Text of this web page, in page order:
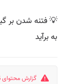
💡 فتنه شدن بر
به برآید
گزارش محتوای